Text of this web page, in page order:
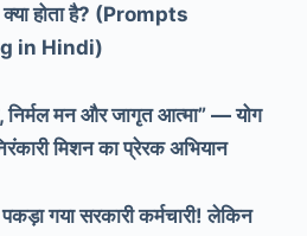
होता है? (Prompts
in Hindi)
निर्मल मन और जागृत आत्मा” — योग
मिशन का प्रेरक अभियान
गया सरकारी कर्मचारी! लेकिन